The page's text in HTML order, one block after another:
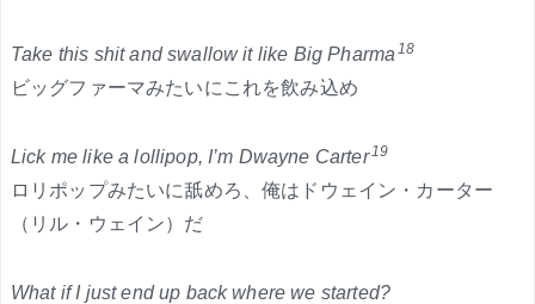
Take this shit and swallow it like Big Pharma 18
ビッグファーマみたいにこれを飲み込め
Lick me like a lollipop, I’m Dwayne Carter19
ロリポップみたいに舐めろ、俺はドウェイン・カーター
（リル・ウェイン）だ
What if I just end up back where we started?